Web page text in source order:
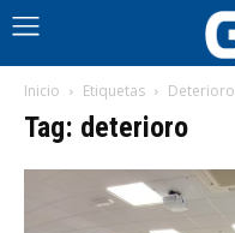
Inicio Etiquetas Deterioro
Tag: deterioro